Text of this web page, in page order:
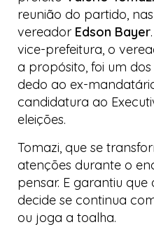
reunião do partido,
vereador Edson Bayer
vice-prefeitura, o
a propósito, foi um
dedo ao ex-
candidatura ao
eleições.
Tomazi, que se
atenções durante o
pensar. E garantiu
decide se continua
ou joga a toalha.